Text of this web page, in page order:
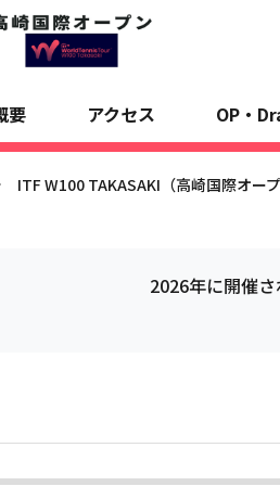
要 アクセス OP・
ポンサー
>
ITF W100 TAKASAKI（高崎国際オー
2026年に開催